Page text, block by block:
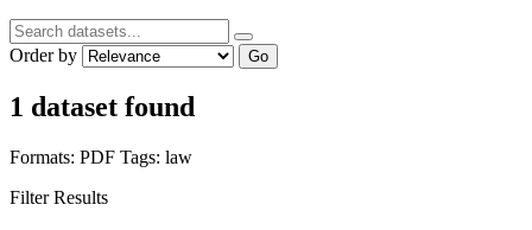
Order by Go
1 dataset found
Formats: PDF Tags: law
Filter Results